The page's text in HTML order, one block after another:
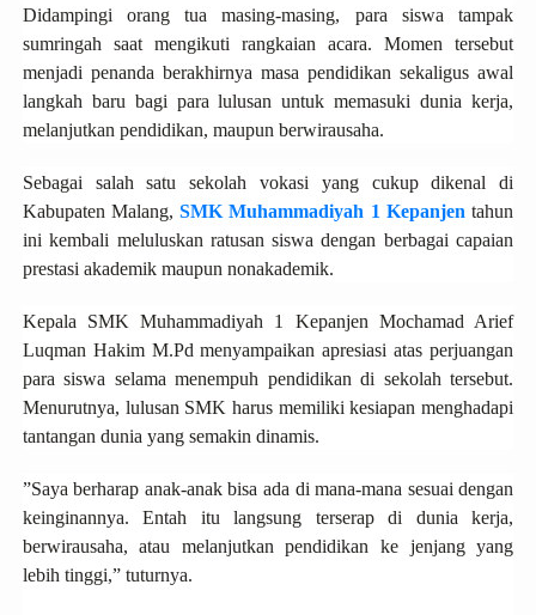
Didampingi orang tua masing-masing, para siswa tampak
sumringah saat mengikuti rangkaian acara. Momen tersebut
menjadi penanda berakhirnya masa pendidikan sekaligus awal
langkah baru bagi para lulusan untuk memasuki dunia kerja,
melanjutkan pendidikan, maupun berwirausaha.
Sebagai salah satu sekolah vokasi yang cukup dikenal di
Kabupaten Malang,SMK Muhammadiyah 1 Kepanjen tahun
ini kembali meluluskan ratusan siswa dengan berbagai capaian
prestasi akademik maupun nonakademik.
Kepala SMK Muhammadiyah 1 Kepanjen Mochamad Arief
Luqman Hakim M.Pd menyampaikan apresiasi atas perjuangan
para siswa selama menempuh pendidikan di sekolah tersebut.
Menurutnya, lulusan SMK harus memiliki kesiapan menghadapi
tantangan dunia yang semakin dinamis.
”Saya berharap anak-anak bisa ada di mana-mana sesuai dengan
keinginannya. Entah itu langsung terserap di dunia kerja,
berwirausaha, atau melanjutkan pendidikan ke jenjang yang
lebih tinggi,” tuturnya.